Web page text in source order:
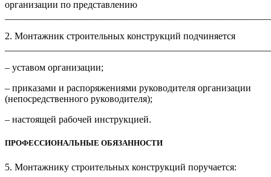
организации по представлению
2. Монтажник строительных конструкций подчиняется
– уставом организации;
– приказами и распоряжениями руководителя организации
(непосредственного руководителя);
– настоящей рабочей инструкцией.
ПРОФЕССИОНАЛЬНЫЕ ОБЯЗАННОСТИ
5. Монтажнику строительных конструкций поручается: